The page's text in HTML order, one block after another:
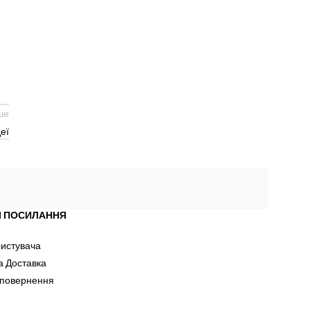
ПОСИЛАННЯ
Доставка